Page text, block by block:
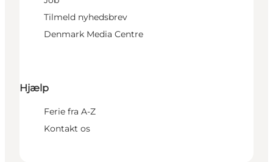
Tilmeld nyhedsbrev
Denmark Media Centre
Hjælp
Ferie fra A-Z
Kontakt os